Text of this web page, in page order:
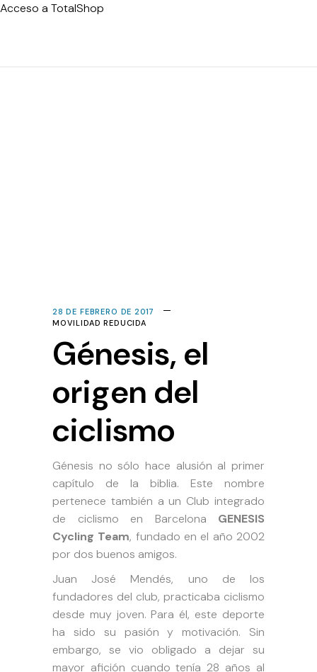
Acceso a TotalShop
28 DE FEBRERO DE 2017
MOVILIDAD REDUCIDA
Génesis, el
origen del
ciclismo
Génesis no sólo hace alusión al primer
capítulo de la biblia. Este nombre
pertenece también a un Club integrado
de ciclismo en Barcelona GENESIS
Cycling Team, fundado en el año 2002
por dos buenos amigos.
Juan José Mendés, uno de los
fundadores del club, practicaba ciclismo
desde muy joven. Para él, este deporte
ha sido su pasión y motivación. Sin
embargo, se vio obligado a dejar su
mayor afición cuando tenía 28 años al